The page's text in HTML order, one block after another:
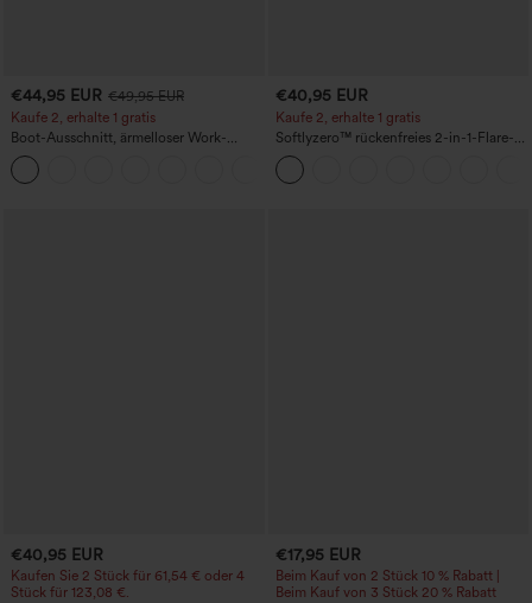
€44,95 EUR €49,95 EUR
Kaufe 2, erhalte 1 gratis
Boot-Ausschnitt, ärmelloser Work-
Jumpsuit mit seitlicher Bindung,
kühlender Cool-Touch-Effekt, gestreift
und mit Taschen – Easy Peezy Edition
€40,95 EUR
Kaufe 2, erhalte 1 gratis
Softlyzero™ rückenfreies 2-in-1-Flare-
Trainingskleid – Wannabe – Easy Peezy
€40,95 EUR
Kaufen Sie 2 Stück für 61,54 € oder 4
Stück für 123,08 €.
€17,95 EUR
Beim Kauf von 2 Stück 10 % Rabatt |
Beim Kauf von 3 Stück 20 % Rabatt